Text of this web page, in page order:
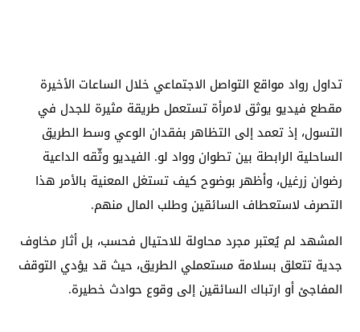
تداول رواد مواقع التواصل الاجتماعي خلال الساعات الأخيرة
مقطع فيديو يوثق لامرأة تستعمل طريقة مثيرة للجدل في
التسول، إذ تعمد إلى التظاهر بفقدان الوعي وسط الطريق
الساحلية الرابطة بين تطوان وواد لو. الفيديو وثّقه الداعية
رضوان زرغيل، وأظهر بوضوح كيف تستغل المعنية بالأمر هذا
التصرف لاستعطاف السائقين وطلب المال منهم.
المشهد لم يُعتبر مجرد محاولة للاحتيال فحسب، بل أثار مخاوف
جدية تتعلق بسلامة مستعملي الطريق، حيث قد يؤدي التوقف
المفاجئ أو ارتباك السائقين إلى وقوع حوادث خطيرة.